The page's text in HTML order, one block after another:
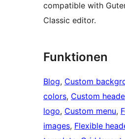
compatible with
Classic editor.
Funktionen
Blog, Custom
colors, Custom
logo, Custom menu,
images, Flexible